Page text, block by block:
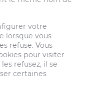
votre
lorsque vous
refuse. Vous
pour visiter
refusez, il se
certaines